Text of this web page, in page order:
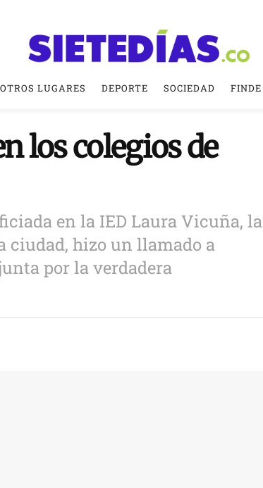
OTROS LUGARES DEPORTE SOCIEDAD FINDE
los colegios de
en la IED Laura Vicuña, la
ciudad, hizo un llamado a
por la verdadera